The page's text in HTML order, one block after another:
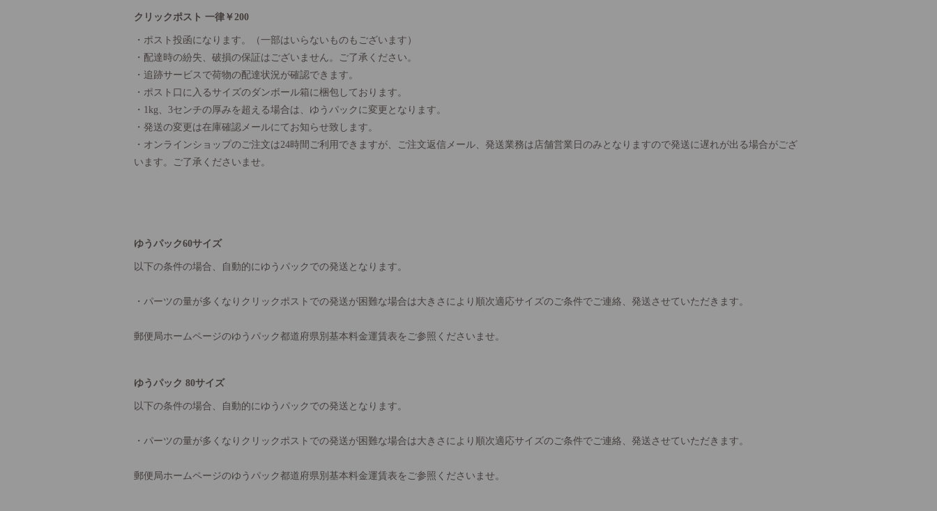
クリックポスト 一律￥200
・ポスト投函になります。（一部はいらないものもございます）
・配達時の紛失、破損の保証はございません。ご了承ください。
・追跡サービスで荷物の配達状況が確認できます。
・ポスト口に入るサイズのダンボール箱に梱包しております。
・1kg、3センチの厚みを超える場合は、ゆうパックに変更となります。
・発送の変更は在庫確認メールにてお知らせ致します。
・オンラインショップのご注文は24時間ご利用できますが、ご注文返信メール、発送業務は店舗営業日のみとなりますので発送に遅れが出る場合がござ
います。ご了承くださいませ。
ゆうパック60サイズ
以下の条件の場合、自動的にゆうパックでの発送となります。
・パーツの量が多くなりクリックポストでの発送が困難な場合は大きさにより順次適応サイズのご条件でご連絡、発送させていただきます。
郵便局ホームページのゆうパック都道府県別基本料金運賃表をご参照くださいませ。
ゆうパック 80サイズ
以下の条件の場合、自動的にゆうパックでの発送となります。
・パーツの量が多くなりクリックポストでの発送が困難な場合は大きさにより順次適応サイズのご条件でご連絡、発送させていただきます。
郵便局ホームページのゆうパック都道府県別基本料金運賃表をご参照くださいませ。